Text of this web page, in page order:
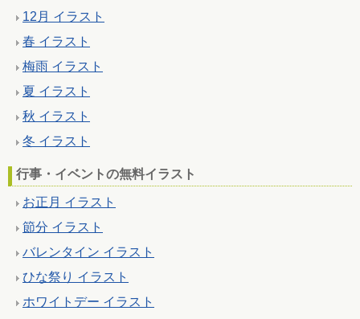
12月 イラスト
春 イラスト
梅雨 イラスト
夏 イラスト
秋 イラスト
冬 イラスト
行事・イベントの無料イラスト
お正月 イラスト
節分 イラスト
バレンタイン イラスト
ひな祭り イラスト
ホワイトデー イラスト